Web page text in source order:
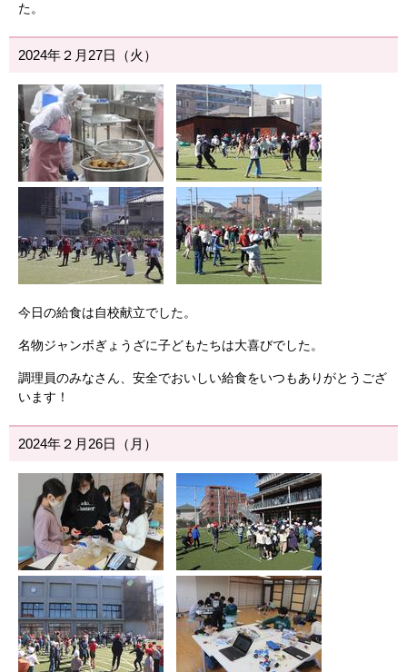
た。
2024年２月27日（火）
今日の給食は自校献立でした。
名物ジャンボぎょうざに子どもたちは大喜びでした。
調理員のみなさん、安全でおいしい給食をいつもありがとうござ
います！
2024年２月26日（月）